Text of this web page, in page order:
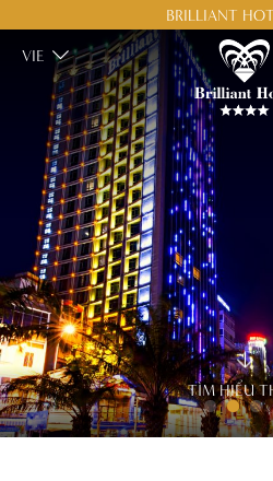
TÌM HIỂU
VIE
BRILLIANT